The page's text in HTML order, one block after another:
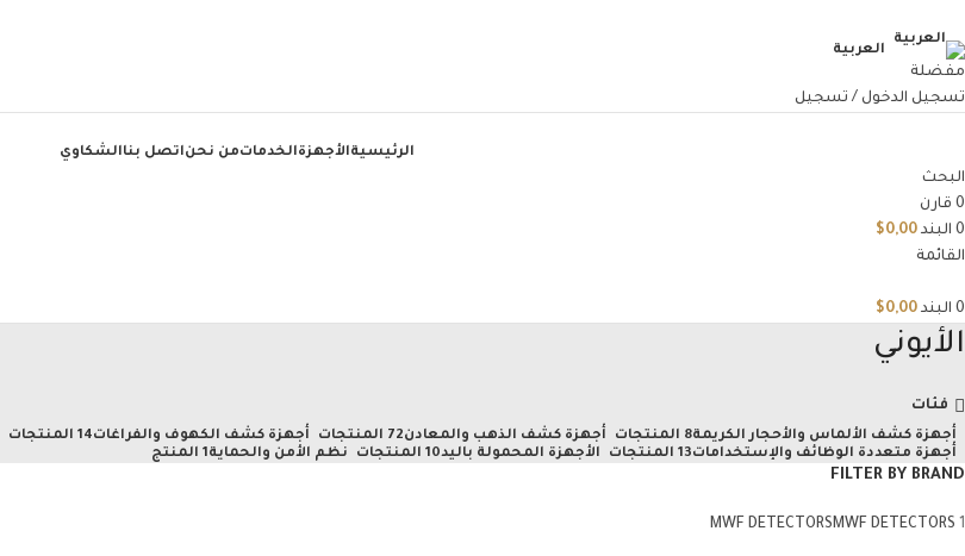
العربية
مفضلة
تسجيل الدخول / تسجيل
الرئيسيةالأجهزةالخدماتمن نحناتصل بناالشكاوي
البحث
0 قارن
0 البند $0,00
القائمة
0 البند $0,00
الأيوني
فئات
أجهزة كشف الألماس والأحجار الكريمة8 المنتجات أجهزة كشف الذهب والمعادن72 المنتجات أجهزة كشف الكهوف والفراغات14 المنتجات
أجهزة متعددة الوظائف والإستخدامات13 المنتجات الأجهزة المحمولة باليد10 المنتجات نظم الأمن والحماية1 المنتج
FILTER BY BRAND
MWF DETECTORSMWF DETECTORS 1